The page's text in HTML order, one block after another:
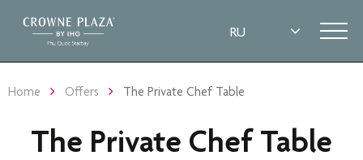
Home Offers The Private Chef Table
The Private Chef Table